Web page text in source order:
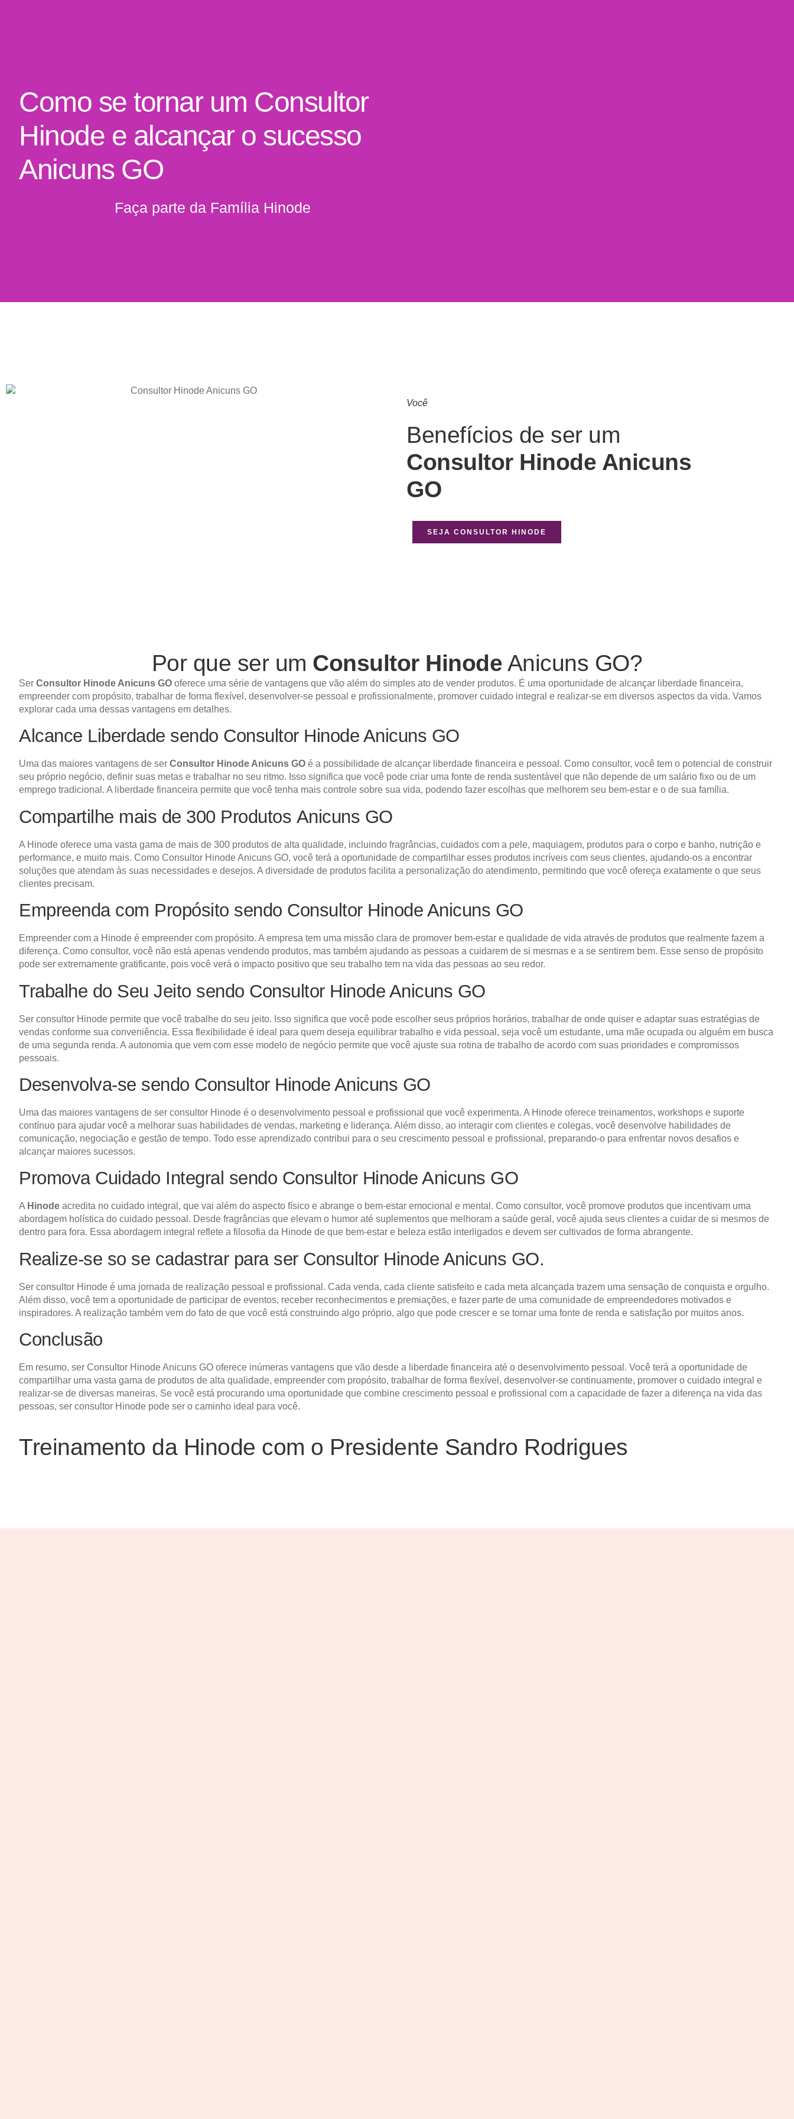
Como se tornar um Consultor
Hinode e alcançar o sucesso
Anicuns GO
Faça parte da Família Hinode
Você
Benefícios de ser um
Consultor Hinode Anicuns
GO
SEJA CONSULTOR HINODE
Por que ser um Consultor Hinode Anicuns GO?
Ser Consultor Hinode Anicuns GO oferece uma série de vantagens que vão além do simples ato de vender produtos. É uma oportunidade de alcançar liberdade financeira,
empreender com propósito, trabalhar de forma flexível, desenvolver-se pessoal e profissionalmente, promover cuidado integral e realizar-se em diversos aspectos da vida. Vamos
explorar cada uma dessas vantagens em detalhes.
Alcance Liberdade sendo Consultor Hinode Anicuns GO
Uma das maiores vantagens de ser Consultor Hinode Anicuns GO é a possibilidade de alcançar liberdade financeira e pessoal. Como consultor, você tem o potencial de construir
seu próprio negócio, definir suas metas e trabalhar no seu ritmo. Isso significa que você pode criar uma fonte de renda sustentável que não depende de um salário fixo ou de um
emprego tradicional. A liberdade financeira permite que você tenha mais controle sobre sua vida, podendo fazer escolhas que melhorem seu bem-estar e o de sua família.
Compartilhe mais de 300 Produtos Anicuns GO
A Hinode oferece uma vasta gama de mais de 300 produtos de alta qualidade, incluindo fragrâncias, cuidados com a pele, maquiagem, produtos para o corpo e banho, nutrição e
performance, e muito mais. Como Consultor Hinode Anicuns GO, você terá a oportunidade de compartilhar esses produtos incríveis com seus clientes, ajudando-os a encontrar
soluções que atendam às suas necessidades e desejos. A diversidade de produtos facilita a personalização do atendimento, permitindo que você ofereça exatamente o que seus
clientes precisam.
Empreenda com Propósito sendo Consultor Hinode Anicuns GO
Empreender com a Hinode é empreender com propósito. A empresa tem uma missão clara de promover bem-estar e qualidade de vida através de produtos que realmente fazem a
diferença. Como consultor, você não está apenas vendendo produtos, mas também ajudando as pessoas a cuidarem de si mesmas e a se sentirem bem. Esse senso de propósito
pode ser extremamente gratificante, pois você verá o impacto positivo que seu trabalho tem na vida das pessoas ao seu redor.
Trabalhe do Seu Jeito sendo Consultor Hinode Anicuns GO
Ser consultor Hinode permite que você trabalhe do seu jeito. Isso significa que você pode escolher seus próprios horários, trabalhar de onde quiser e adaptar suas estratégias de
vendas conforme sua conveniência. Essa flexibilidade é ideal para quem deseja equilibrar trabalho e vida pessoal, seja você um estudante, uma mãe ocupada ou alguém em busca
de uma segunda renda. A autonomia que vem com esse modelo de negócio permite que você ajuste sua rotina de trabalho de acordo com suas prioridades e compromissos
pessoais.
Desenvolva-se sendo Consultor Hinode Anicuns GO
Uma das maiores vantagens de ser consultor Hinode é o desenvolvimento pessoal e profissional que você experimenta. A Hinode oferece treinamentos, workshops e suporte
contínuo para ajudar você a melhorar suas habilidades de vendas, marketing e liderança. Além disso, ao interagir com clientes e colegas, você desenvolve habilidades de
comunicação, negociação e gestão de tempo. Todo esse aprendizado contribui para o seu crescimento pessoal e profissional, preparando-o para enfrentar novos desafios e
alcançar maiores sucessos.
Promova Cuidado Integral sendo Consultor Hinode Anicuns GO
A Hinode acredita no cuidado integral, que vai além do aspecto físico e abrange o bem-estar emocional e mental. Como consultor, você promove produtos que incentivam uma
abordagem holística do cuidado pessoal. Desde fragrâncias que elevam o humor até suplementos que melhoram a saúde geral, você ajuda seus clientes a cuidar de si mesmos de
dentro para fora. Essa abordagem integral reflete a filosofia da Hinode de que bem-estar e beleza estão interligados e devem ser cultivados de forma abrangente.
Realize-se so se cadastrar para ser Consultor Hinode Anicuns GO.
Ser consultor Hinode é uma jornada de realização pessoal e profissional. Cada venda, cada cliente satisfeito e cada meta alcançada trazem uma sensação de conquista e orgulho.
Além disso, você tem a oportunidade de participar de eventos, receber reconhecimentos e premiações, e fazer parte de uma comunidade de empreendedores motivados e
inspiradores. A realização também vem do fato de que você está construindo algo próprio, algo que pode crescer e se tornar uma fonte de renda e satisfação por muitos anos.
Conclusão
Em resumo, ser Consultor Hinode Anicuns GO oferece inúmeras vantagens que vão desde a liberdade financeira até o desenvolvimento pessoal. Você terá a oportunidade de
compartilhar uma vasta gama de produtos de alta qualidade, empreender com propósito, trabalhar de forma flexível, desenvolver-se continuamente, promover o cuidado integral e
realizar-se de diversas maneiras. Se você está procurando uma oportunidade que combine crescimento pessoal e profissional com a capacidade de fazer a diferença na vida das
pessoas, ser consultor Hinode pode ser o caminho ideal para você.
Treinamento da Hinode com o Presidente Sandro Rodrigues